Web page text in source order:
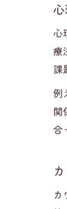
心
療
課
例
関
合